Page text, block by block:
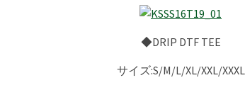
◆DRIP DTF TEE
サイズ:S/M/L/XL/XXL/XXXL